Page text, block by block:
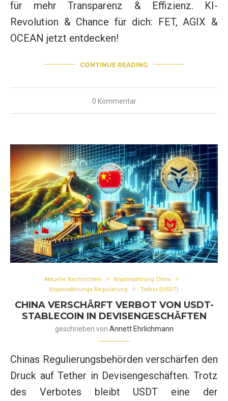
für mehr Transparenz & Effizienz. KI-
Revolution & Chance für dich: FET, AGIX &
OCEAN jetzt entdecken!
CONTINUE READING
0 Kommentar
Aktuelle Nachrichten
Kryptowährung China
Kryptowährungs Regulierung
Tether (USDT)
CHINA VERSCHÄRFT VERBOT VON USDT-
STABLECOIN IN DEVISENGESCHÄFTEN
geschrieben von Annett Ehrlichmann
Chinas Regulierungsbehörden verschärfen den
Druck auf Tether in Devisengeschäften. Trotz
des Verbotes bleibt USDT eine der